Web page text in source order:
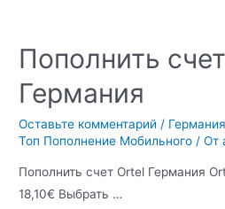
Пополнить
Германия
Оставьте комментарий / Германия
Топ Пополнение Мобильного / От
Пополнить счет Ortel Германия
18,10€ Выбрать …